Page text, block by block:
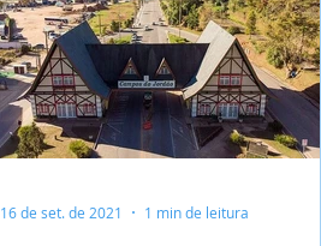
16 de set. de 2021 1 min de leitura